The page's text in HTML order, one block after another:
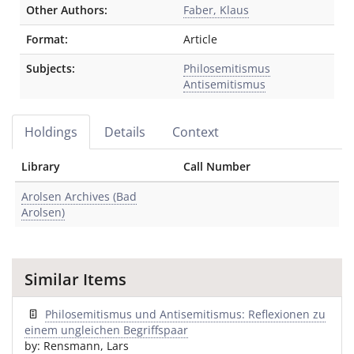
Other Authors:
Faber, Klaus
Format:
Article
Subjects:
Philosemitismus
Antisemitismus
Holdings Details Context
Library
Call Number
Arolsen Archives (Bad
Arolsen)
Similar Items
Philosemitismus und Antisemitismus: Reflexionen zu
einem ungleichen Begriffspaar
by: Rensmann, Lars